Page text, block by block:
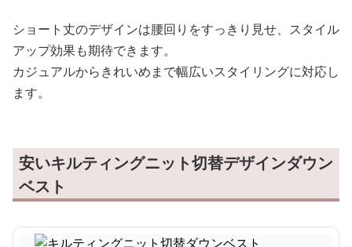
ショート丈のデザインは腰回りをすっきり見せ、スタイル
アップ効果も期待できます。
カジュアルからきれいめまで幅広いスタイリングに対応し
ます。
安いキルティングニット切替デザインダウン
ベスト